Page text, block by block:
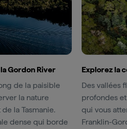
Gordon River
de la paisible
la nature
la Tasmanie.
dense qui borde
Explorez la
Des vallées
profondes
qui vous
Franklin-